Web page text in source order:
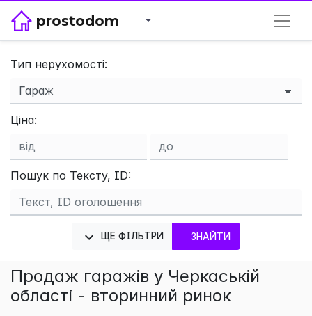
prostodom
Тип нерухомості:
Ціна:
Пошук по Тексту, ID:
ЩЕ ФІЛЬТРИ ЗНАЙТИ
Продаж гаражів у Черкаській
області - вторинний ринок
×